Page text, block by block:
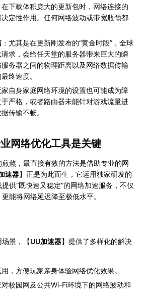
在下载体积庞大的更新包时，网络连接的
定性作用。任何网络波动或带宽瓶颈都
：尤其是在更新刚发布的“黄金时段”，全球
求，会给任天堂的服务器带来巨大的瞬
务器之间的物理距离以及网络数据传输
终速度。
家自身家庭网络环境的设置也可能成为障
严格，或者路由器未能针对游戏流量进
传输不畅。
网络优化工具是关键
熬，最直接有效的方法是借助专业的网
速器】正是为此而生，它运用独家研发的
供“既快速又稳定”的网络加速服务，不仅
能将网络延迟降至极低水平。
景，【UU加速器】提供了多样化的解决
用，方便玩家亲身体验网络优化效果。
对校园网及公共Wi-Fi环境下的网络波动和